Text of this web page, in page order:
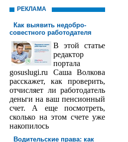
РЕКЛАМА
Как выявить недобро­
совестного работодателя
В этой статье
редактор
порта­ла
gosuslugi.ru Саша Волкова
расскажет, как проверить,
отчисляет ли работодатель
деньги на ваш пенсионный
счет. А еще посмотреть,
сколько на этом счете уже
накопилось
Водительские права: как